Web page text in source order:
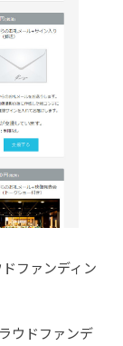
ファンディン
ウドファンデ